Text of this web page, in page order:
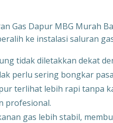
Gas Dapur MBG Murah
ke instalasi saluran
tidak diletakkan dekat
perlu sering bongkar
terlihat lebih rapi tanpa
profesional.
gas lebih stabil,